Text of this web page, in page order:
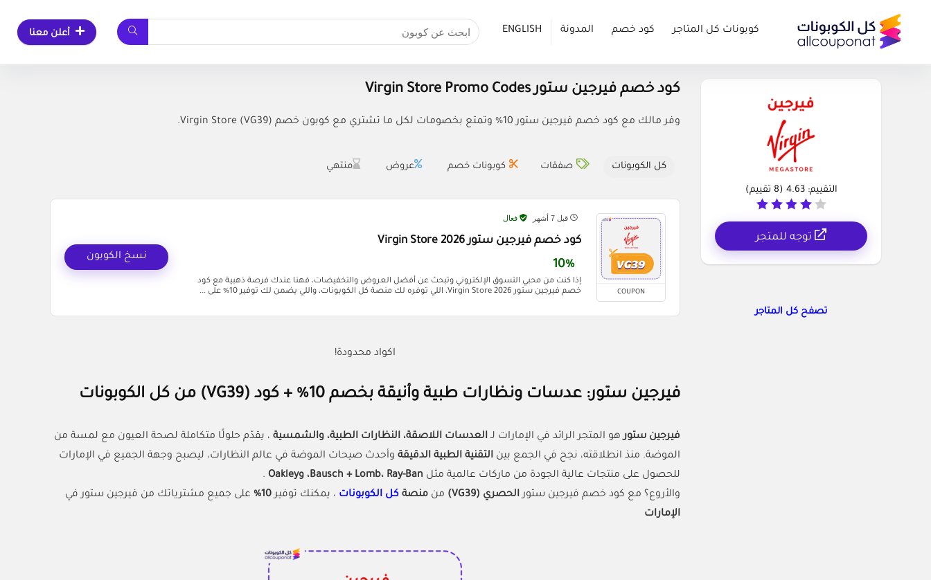
كوبونات كل المتاجر كود خصم المدونة ENGLISH أعلن معنا
كود خصم فيرجين ستور Virgin Store Promo Codes
وفر مالك مع كود خصم فيرجين ستور 10% وتمتع بخصومات لكل ما تشتري مع كوبون خصم (VG39) Virgin Store.
التقييم:4.63
(
8 تقييم)
توجه للمتجر
كل الكوبونات صفقات كوبونات خصم عروض منتهي
COUPON
قبل 7 أشهر فعال
كود خصم فيرجين ستور Virgin Store 2026
10%
إذا كنت من محبي التسوق الإلكتروني وتبحث عن أفضل العروض والتخفيضات، فهنا عندك فرصة ذهبية مع كود
خصم فيرجين ستور Virgin Store 2026، اللي توفره لك منصة كل الكوبونات، واللي يضمن لك توفير 10% على ...
نسخ الكوبون
اكواد محدودة!
فيرجين ستور: عدسات ونظارات طبية وأنيقة بخصم 10% + كود (VG39) من كل الكوبونات
فيرجين ستورهو المتجر الرائد في الإمارات لـالعدسات اللاصقة، النظارات الطبية، والشمسية ، يقدّم حلولًا متكاملة لصحة العيون مع لمسة من
الموضة. منذ انطلاقته، نجح في الجمع بين التقنية الطبية الدقيقة وأحدث صيحات الموضة في عالم النظارات، ليصبح وجهة الجميع في الإمارات
للحصول على منتجات عالية الجودة من ماركات عالمية مثل Bausch + Lomb، Ray-Ban، وOakley
.
والأروع؟ مع كود خصم فيرجين ستور الحصري (VG39) من منصة كل الكوبونات ، يمكنك توفير 10%
على جميع مشترياتك من فيرجين ستور في
الإمارات
تصفح كل المتاجر